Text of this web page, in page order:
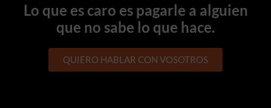
Lo que es caro es pagarle a alguien
que no sabe lo que hace.
QUIERO HABLAR CON VOSOTROS